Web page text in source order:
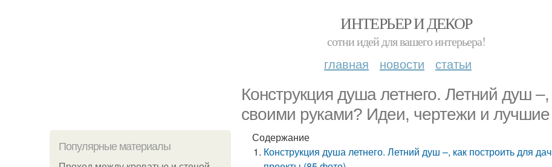
ИНТЕРЬЕР И ДЕКОР
сотни идей для вашего интерьера!
главная новости статьи
Конструкция душа летнего. Летний душ
своими руками? Идеи, чертежи и
Популярные материалы
Содержание
Конструкция душа летнего. Летний душ –, как построить для